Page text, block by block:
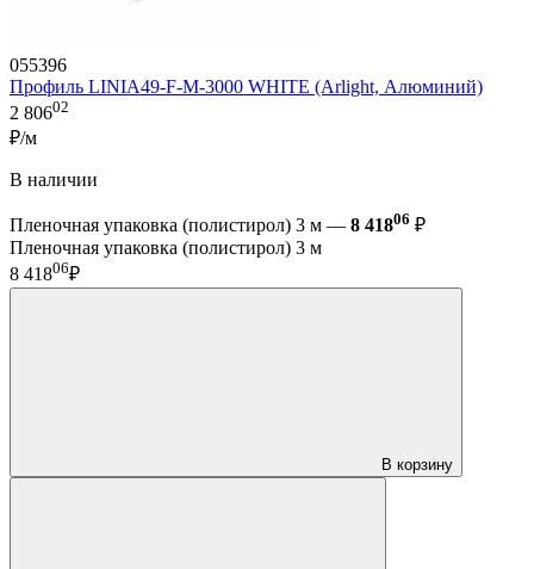
055396
Профиль LINIA49-F-M-3000 WHITE (Arlight, Алюминий)
2 80602
₽/м
В наличии
Пленочная упаковка (полистирол) 3 м — 8 41806 ₽
Пленочная упаковка (полистирол) 3 м
8 41806₽
В корзину